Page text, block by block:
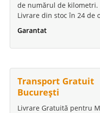
de numărul de kilometri.
Livrare din stoc în 24 de
Garantat
Transport Gratuit
București
Livrare Gratuită pentru